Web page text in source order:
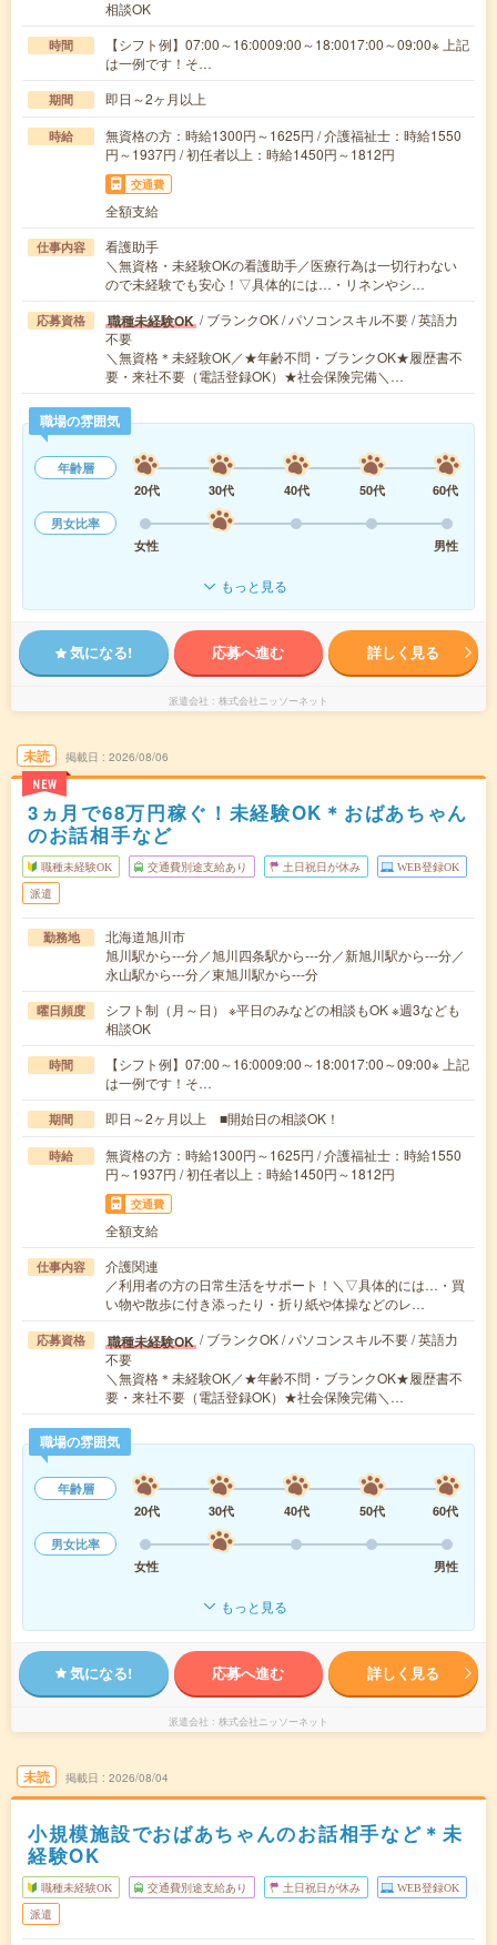
相談OK
時間
【シフト例】07:00～16:0009:00～18:0017:00～09:00※ 上記
は一例です！そ…
期間 即日～2ヶ月以上
時給
無資格の方：時給1300円～1625円 / 介護福祉士：時給1550
円～1937円 / 初任者以上：時給1450円～1812円
交通費
全額支給
仕事内容
看護助手
＼無資格・未経験OKの看護助手／医療行為は一切行わない
ので未経験でも安心！▽具体的には…・リネンやシ…
応募資格 職種未経験OK / ブランクOK / パソコンスキル不要 / 英語力
不要
＼無資格＊未経験OK／★年齢不問・ブランクOK★履歴書不
要・来社不要（電話登録OK）★社会保険完備＼…
職場の雰囲気
年齢層
20代
30代 40代 50代
60代
男女比率
女性
男性
もっと見る
気になる! 応募へ進む 詳しく見る
派遣会社 株式会社ニッソーネット
未読
NEW
掲載日 2026/08/06
3ヵ月で68万円稼ぐ！未経験OK＊おばあちゃん
のお話相手など
職種未経験OK 交通費別途支給あり 土日祝日が休み WEB登録OK
派遣
勤務地
北海道旭川市
旭川駅から---分／旭川四条駅から---分／新旭川駅から---分／
永山駅から---分／東旭川駅から---分
曜日頻度
シフト制（月～日） ※平日のみなどの相談もOK ※週3なども
相談OK
時間
【シフト例】07:00～16:0009:00～18:0017:00～09:00※ 上記
は一例です！そ…
期間 即日～2ヶ月以上 ■開始日の相談OK！
時給
無資格の方：時給1300円～1625円 / 介護福祉士：時給1550
円～1937円 / 初任者以上：時給1450円～1812円
交通費
全額支給
仕事内容
介護関連
／利用者の方の日常生活をサポート！＼▽具体的には…・買
い物や散歩に付き添ったり・折り紙や体操などのレ…
応募資格 職種未経験OK / ブランクOK / パソコンスキル不要 / 英語力
不要
＼無資格＊未経験OK／★年齢不問・ブランクOK★履歴書不
要・来社不要（電話登録OK）★社会保険完備＼…
職場の雰囲気
年齢層
20代
30代 40代 50代
60代
男女比率
女性
男性
もっと見る
気になる! 応募へ進む 詳しく見る
派遣会社 株式会社ニッソーネット
未読 掲載日 2026/08/04
小規模施設でおばあちゃんのお話相手など＊未
経験OK
職種未経験OK 交通費別途支給あり 土日祝日が休み WEB登録OK
派遣